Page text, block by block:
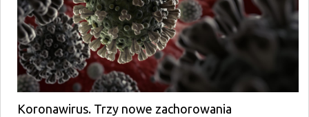
Koronawirus. Trzy nowe zachorowania